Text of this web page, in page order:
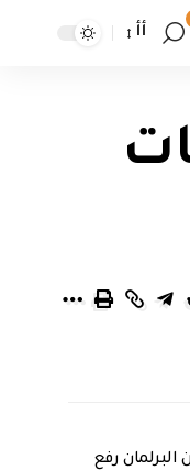
أأ
رفع